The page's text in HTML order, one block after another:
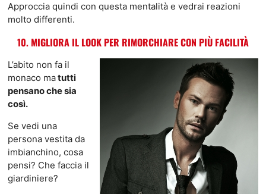
Approccia quindi con questa mentalità e vedrai reazioni
molto differenti.
10. MIGLIORA IL LOOK PER RIMORCHIARE CON PIÙ FACILITÀ
L’abito non fa il
monaco matutti
pensano che sia
così.
Se vedi una
persona vestita da
imbianchino, cosa
pensi? Che faccia il
giardiniere?